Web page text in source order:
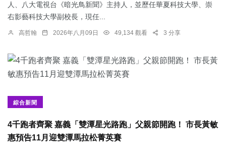
人、八大電視台《暗光鳥新聞》主持人，並歷任華夏科技大學、崇
右影藝科技大學副校長，現任...
高哲翰 2026年八月09日 49,134 觀看 3 分享
綜合新聞
4千跑者齊聚 嘉義「雙潭星光路跑」父親節開跑！ 市長黃敏
惠預告11月迎雙潭馬拉松菁英賽